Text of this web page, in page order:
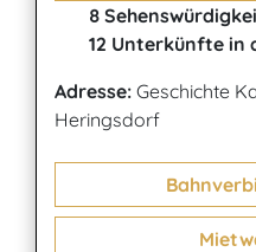
8
12 Unterkünfte in
Adresse: Geschichte
Heringsdorf